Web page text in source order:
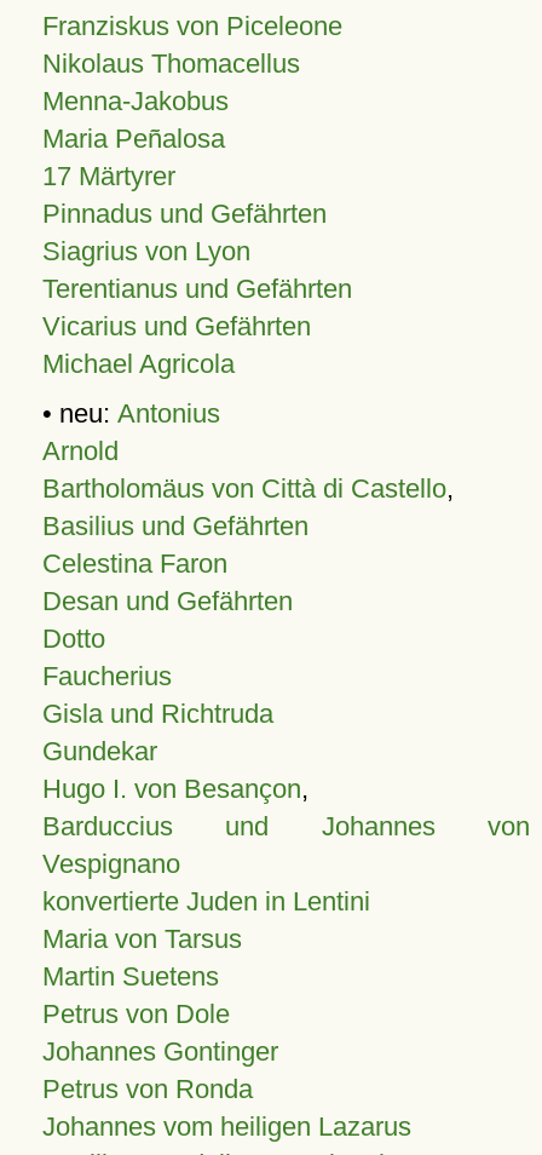
Franziskus von Piceleone
Nikolaus Thomacellus
Menna-Jakobus
Maria Peñalosa
17 Märtyrer
Pinnadus und Gefährten
Siagrius von Lyon
Terentianus und Gefährten
Vicarius und Gefährten
Michael Agricola
• neu: Antonius
Arnold
Bartholomäus von Città di Castello,
Basilius und Gefährten
Celestina Faron
Desan und Gefährten
Dotto
Faucherius
Gisla und Richtruda
Gundekar
Hugo I. von Besançon,
Barduccius und Johannes von
Vespignano
konvertierte Juden in Lentini
Maria von Tarsus
Martin Suetens
Petrus von Dole
Johannes Gontinger
Petrus von Ronda
Johannes vom heiligen Lazarus